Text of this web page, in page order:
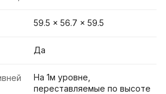
59.5 x 56.7 x 59.5
Да
На 1м уровне,
переставляемые по высоте